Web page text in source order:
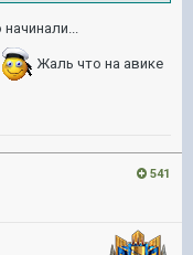
начинали...
Жаль что на авике
541